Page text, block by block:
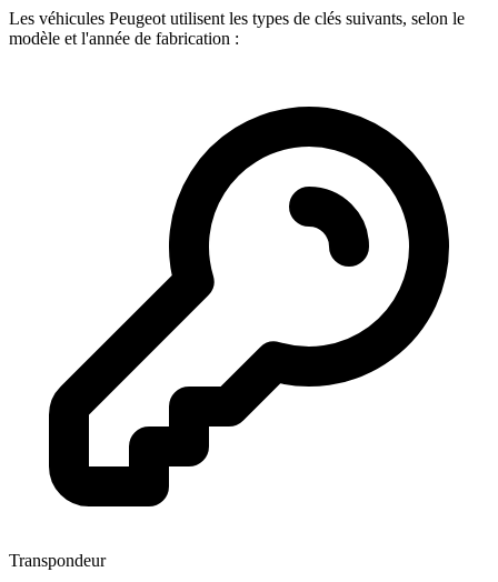
Les véhicules Peugeot utilisent les types de clés suivants, selon le
modèle et l'année de fabrication :
Transpondeur